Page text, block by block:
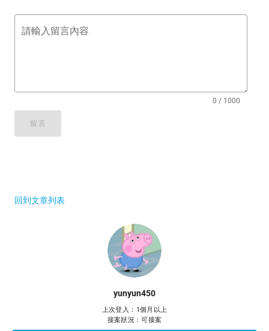
請輸入留言內容
0 / 1000
留言
回到文章列表
yunyun450
上次登入：1個月以上
接案狀況：可接案